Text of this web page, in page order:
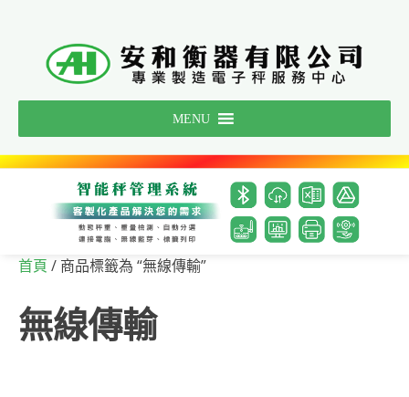
MENU
首頁 / 商品標籤為 “無線傳輸”
無線傳輸